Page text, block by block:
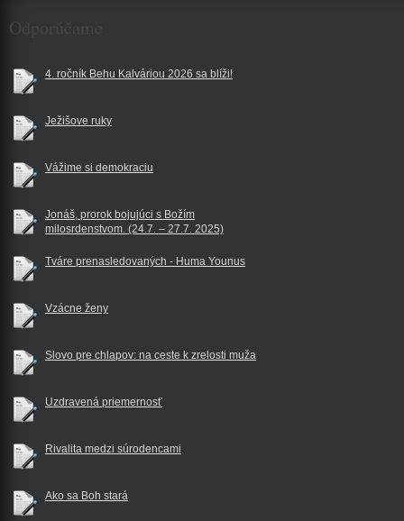
Odporúčame
4. ročník Behu Kalváriou 2026 sa blíži!
Ježišove ruky
Vážime si demokraciu
Jonáš, prorok bojujúci s Božím
milosrdenstvom. (24.7. – 27.7. 2025)
Tváre prenasledovaných - Huma Younus
Vzácne ženy
Slovo pre chlapov: na ceste k zrelosti muža
Uzdravená priemernosť
Rivalita medzi súrodencami
Ako sa Boh stará